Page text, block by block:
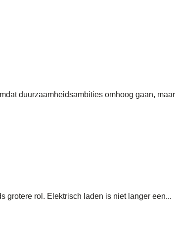
duurzaamheidsambities omhoog gaan, maar
grotere rol. Elektrisch laden is niet langer een...